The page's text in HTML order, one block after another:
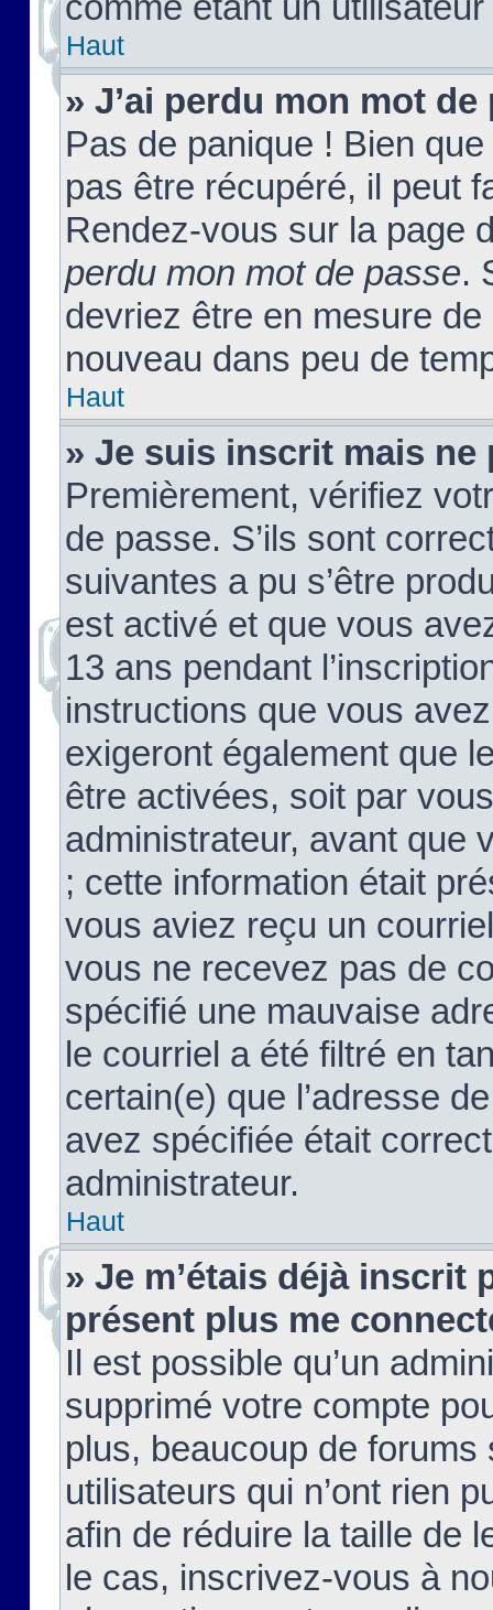
Haut
» J’ai perdu mon mot de
Pas de panique ! Bien
pas être récupéré, il peut
Rendez-vous sur la page
perdu mon mot de passe.
devriez être en mesure
nouveau dans peu de
Haut
» Je suis inscrit mais ne
Premièrement, vérifiez
de passe. S’ils sont
suivantes a pu s’être
est activé et que vous
13 ans pendant
instructions que vous
exigeront également que
être activées, soit par
administrateur, avant que
; cette information était
vous aviez reçu un
vous ne recevez pas de
spécifié une mauvaise
le courriel a été filtré en
certain(e) que l’adresse
avez spécifiée était
administrateur.
Haut
» Je m’étais déjà inscrit
présent plus me
Il est possible qu’un
supprimé votre compte
plus, beaucoup de
utilisateurs qui n’ont rien
afin de réduire la taille de
le cas, inscrivez-vous à